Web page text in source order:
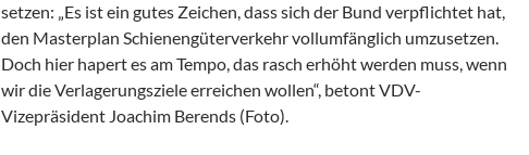
setzen: „Es ist ein gutes Zeichen, dass sich der Bund verpflichtet hat,
den Masterplan Schienengüterverkehr vollumfänglich umzusetzen.
Doch hier hapert es am Tempo, das rasch erhöht werden muss, wenn
wir die Verlagerungsziele erreichen wollen“, betont VDV-
Vizepräsident Joachim Berends (Foto).